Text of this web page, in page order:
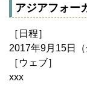
アジアフォー
［日程］
2017年9月15日（
［ウェブ］
xxx